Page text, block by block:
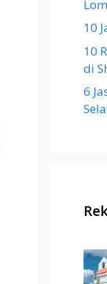
10
10
di
6